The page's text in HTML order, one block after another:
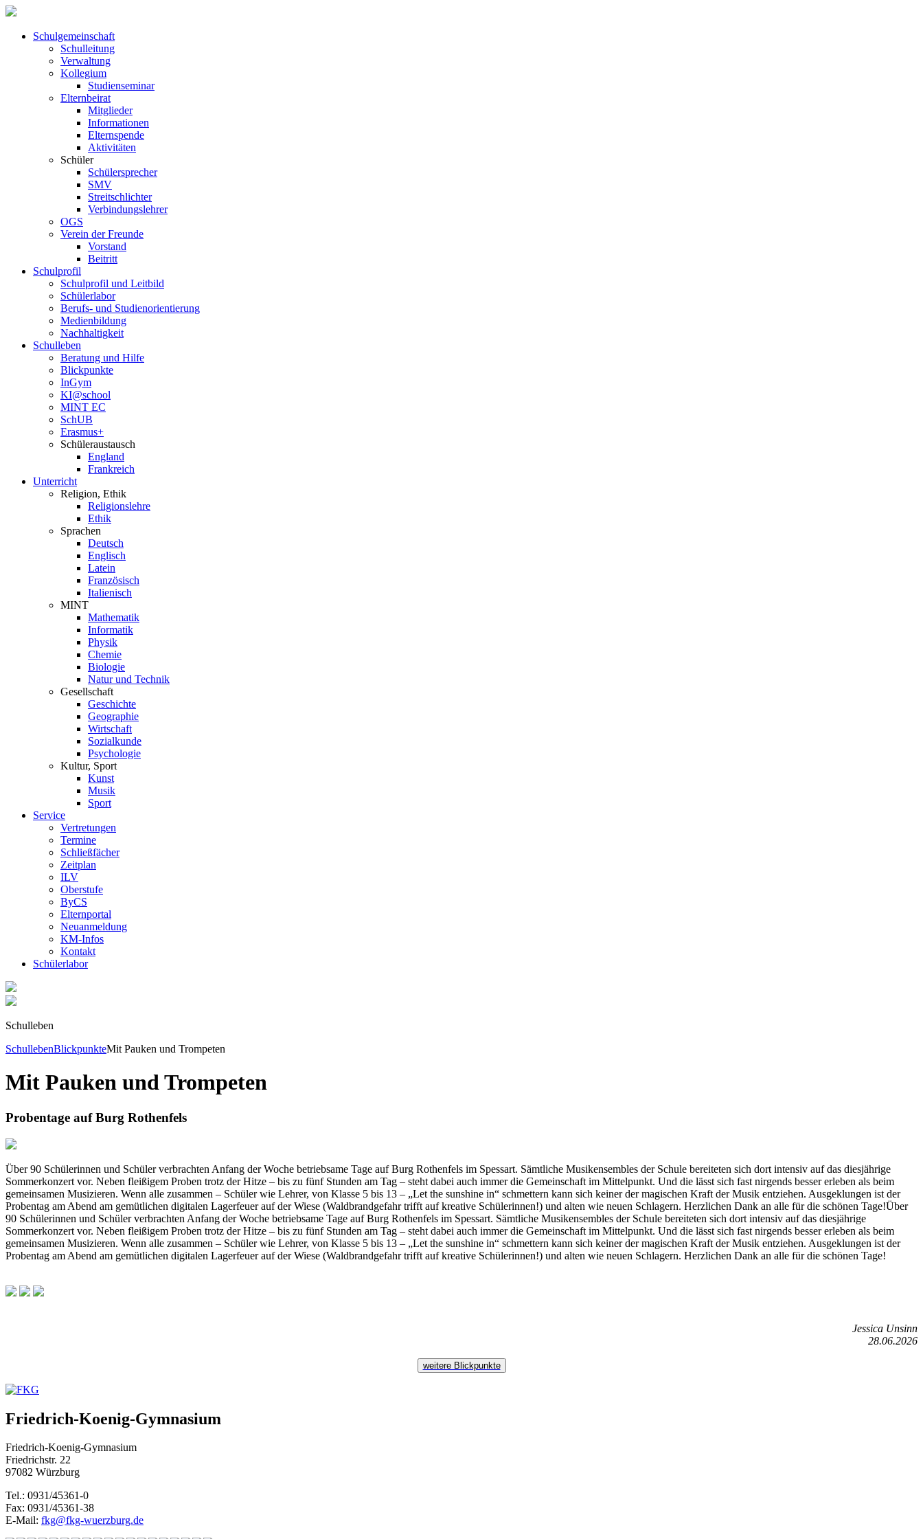
Schul­ge­meinschaft
Schul­leitung
Verwaltung
Kollegium
Studienseminar
Elternbeirat
Mitglieder
Informationen
Elternspende
Aktivitäten
Schüler
Schülersprecher
SMV
Streitschlichter
Verbindungslehrer
OGS
Verein der Freunde
Vorstand
Beitritt
Schulprofil
Schulprofil und Leitbild
Schülerlabor
Berufs- und Studienorientierung
Medien­bildung
Nachhaltigkeit
Schulleben
Beratung und Hilfe
Blickpunkte
InGym
KI@school
MINT EC
SchUB
Erasmus+
Schüler­austausch
England
Frankreich
Unterricht
Religion, Ethik
Religionslehre
Ethik
Sprachen
Deutsch
Englisch
Latein
Französisch
Italienisch
MINT
Mathematik
Informatik
Physik
Chemie
Biologie
Natur und Technik
Gesellschaft
Geschichte
Geographie
Wirtschaft
Sozialkunde
Psychologie
Kultur, Sport
Kunst
Musik
Sport
Service
Vertretungen
Termine
Schließfächer
Zeitplan
ILV
Oberstufe
ByCS
Elternportal
Neuanmeldung
KM-Infos
Kontakt
Schüler­labor
Schulleben
SchullebenBlickpunkteMit Pauken und Trompeten
Mit Pauken und Trompeten
Probentage auf Burg Rothenfels
Über 90 Schülerinnen und Schüler verbrachten Anfang der Woche betriebsame Tage auf Burg Rothenfels im Spessart. Sämtliche Musikensembles der Schule bereiteten sich dort intensiv auf das diesjährige
Sommerkonzert vor. Neben fleißigem Proben trotz der Hitze – bis zu fünf Stunden am Tag – steht dabei auch immer die Gemeinschaft im Mittelpunkt. Und die lässt sich fast nirgends besser erleben als beim
gemeinsamen Musizieren. Wenn alle zusammen – Schüler wie Lehrer, von Klasse 5 bis 13 – „Let the sunshine in“ schmettern kann sich keiner der magischen Kraft der Musik entziehen. Ausgeklungen ist der
Probentag am Abend am gemütlichen digitalen Lagerfeuer auf der Wiese (Waldbrandgefahr trifft auf kreative Schülerinnen!) und alten wie neuen Schlagern. Herzlichen Dank an alle für die schönen Tage!Über
90 Schülerinnen und Schüler verbrachten Anfang der Woche betriebsame Tage auf Burg Rothenfels im Spessart. Sämtliche Musikensembles der Schule bereiteten sich dort intensiv auf das diesjährige
Sommerkonzert vor. Neben fleißigem Proben trotz der Hitze – bis zu fünf Stunden am Tag – steht dabei auch immer die Gemeinschaft im Mittelpunkt. Und die lässt sich fast nirgends besser erleben als beim
gemeinsamen Musizieren. Wenn alle zusammen – Schüler wie Lehrer, von Klasse 5 bis 13 – „Let the sunshine in“ schmettern kann sich keiner der magischen Kraft der Musik entziehen. Ausgeklungen ist der
Probentag am Abend am gemütlichen digitalen Lagerfeuer auf der Wiese (Waldbrandgefahr trifft auf kreative Schülerinnen!) und alten wie neuen Schlagern. Herzlichen Dank an alle für die schönen Tage!
Jessica Unsinn
28.06.2026
weitere Blickpunkte
Friedrich-Koenig-Gymnasium
Friedrich-Koenig-Gymnasium
Friedrichstr. 22
97082 Würzburg
Tel.: 0931/45361-0
Fax: 0931/45361-38
E-Mail: fkg@fkg-wuerzburg.de